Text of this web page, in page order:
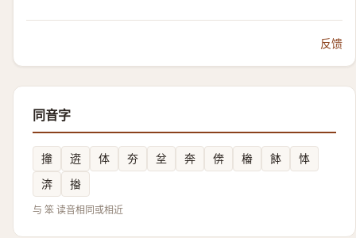
反馈
同音字
撪 逩 体 夯 坌 奔 倴 㮥 䬱
㤓
渀
㨧
与 笨 读音相同或相近